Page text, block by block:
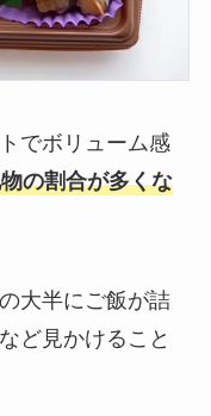
でボリューム感
の割合が多くな
大半にご飯が詰
ど見かけること